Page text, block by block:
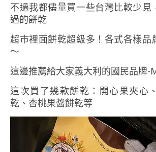
不過我都儘量買一些台灣比較少見
過的餅乾
超市裡面餅乾超級多！各式各樣品
～
這邊推薦給大家義大利的國民品牌
這次買了幾款餅乾：開心果夾心
乾、杏桃果醬餅乾等